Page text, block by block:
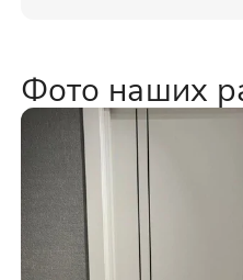
Фото наших